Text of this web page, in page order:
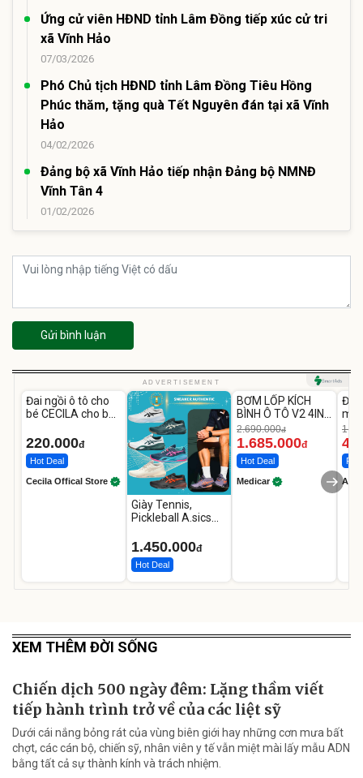
Ứng cử viên HĐND tỉnh Lâm Đồng tiếp xúc cử tri
xã Vĩnh Hảo
07/03/2026
Phó Chủ tịch HĐND tỉnh Lâm Đồng Tiêu Hồng
Phúc thăm, tặng quà Tết Nguyên đán tại xã Vĩnh
Hảo
04/02/2026
Đảng bộ xã Vĩnh Hảo tiếp nhận Đảng bộ NMNĐ
Vĩnh Tân 4
01/02/2026
Gửi bình luận
ADVERTISEMENT
Đai ngồi ô tô cho
bé CECILA cho bé
220.000đ
Hot Deal
Cecila Offical Store
Giày Tennis,
Pickleball A.sics
Các Phối Màu
1.450.000đ
Hot Deal
-37%
BƠM LỐP KÍCH
BÌNH Ô TÔ V2 4IN1
Medicar
12.000mAh
2.690.000đ
1.685.000đ
Hot Deal
Medicar A
XEM THÊM ĐỜI SỐNG
Chiến dịch 500 ngày đêm: Lặng thầm viết
tiếp hành trình trở về của các liệt sỹ
Dưới cái nắng bỏng rát của vùng biên giới hay những cơn mưa bất
chợt, các cán bộ, chiến sỹ, nhân viên y tế vẫn miệt mài lấy mẫu ADN
bằng tất cả sự thành kính và trách nhiệm.